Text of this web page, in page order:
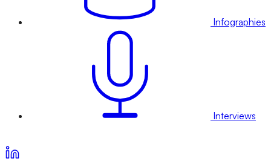
Infographies
Interviews